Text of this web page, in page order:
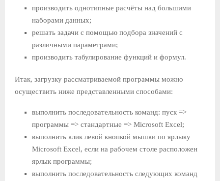
производить однотипные расчёты над большими
наборами данных;
решать задачи с помощью подбора значений с
различными параметрами;
производить табулирование функций и формул.
Итак, загрузку рассматриваемой программы можно
осуществить ниже представленными способами:
выполнить последовательность команд: пуск =>
программы => стандартные => Microsoft Excel;
выполнить клик левой кнопкой мышки по ярлыку
Microsoft Excel, если на рабочем столе расположен
ярлык программы;
выполнить последовательность следующих команд